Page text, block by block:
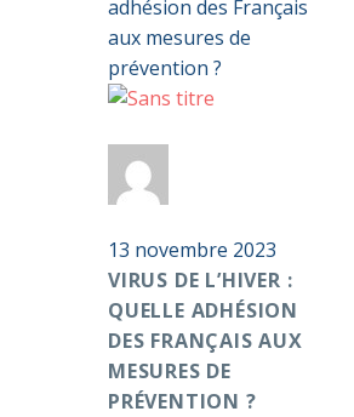
de
l’hiver
quelle
adhésion
des
Français
aux
mesures
13 novembre 2023
VIRUS DE L’HIVER :
QUELLE ADHÉSION
DES FRANÇAIS AUX
MESURES DE
PRÉVENTION ?